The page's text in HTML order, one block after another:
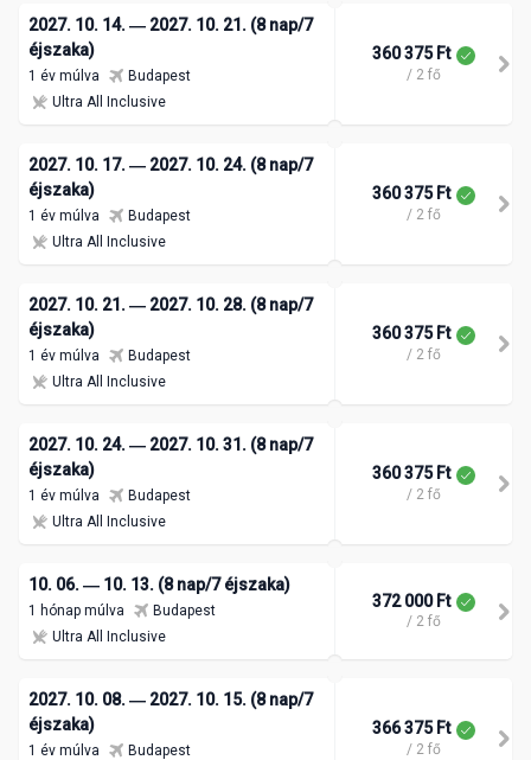
2027. 10. 14. ― 2027. 10. 21. (8 nap/7
éjszaka)
1 év múlva
Budapest
Ultra All Inclusive
360 375 Ft
/ 2 fő
2027. 10. 17. ― 2027. 10. 24. (8 nap/7
éjszaka)
1 év múlva
Budapest
Ultra All Inclusive
360 375 Ft
/ 2 fő
2027. 10. 21. ― 2027. 10. 28. (8 nap/7
éjszaka)
1 év múlva
Budapest
Ultra All Inclusive
360 375 Ft
/ 2 fő
2027. 10. 24. ― 2027. 10. 31. (8 nap/7
éjszaka)
1 év múlva
Budapest
Ultra All Inclusive
360 375 Ft
/ 2 fő
10. 06. ― 10. 13. (8 nap/7 éjszaka)
1 hónap múlva
Budapest
Ultra All Inclusive
372 000 Ft
/ 2 fő
2027. 10. 08. ― 2027. 10. 15. (8 nap/7
éjszaka)
1 év múlva
Budapest
366 375 Ft
/ 2 fő